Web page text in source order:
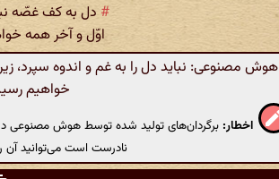
#دل به کف غصّه
اوّل و آخر همه
هوش مصنوعی: نباید دل را به غم و اندوه سپرد،
خواهیم
اخطار: برگردان‌های تولید شده توسط هوش مصنوعی در
نادرست است می‌توانید آن